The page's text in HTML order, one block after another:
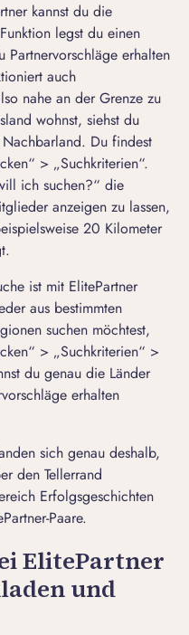
kannst du die
legst du einen
Partnervorschläge erhalten
auch
nahe an der Grenze zu
wohnst, siehst du
Du findest
> „Suchkriterien“.
ich suchen?“ die
anzeigen zu lassen,
20 Kilometer
ist mit ElitePartner
aus bestimmten
suchen möchtest,
> „Suchkriterien“ >
du genau die Länder
erhalten
sich genau deshalb,
den Tellerrand
Erfolgsgeschichten
Paare.
ElitePartner
und